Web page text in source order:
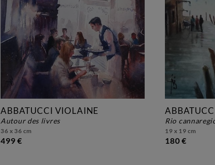
ABBATUCCI VIOLAINE
autour des livres
36 x 36 cm
499 €
rio
19 x 19 cm
180 €